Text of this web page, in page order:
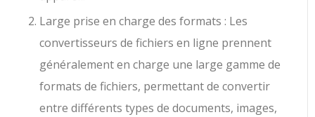
Large prise en charge des formats : Les
convertisseurs de fichiers en ligne prennent
généralement en charge une large gamme de
formats de fichiers, permettant de convertir
entre différents types de documents, images,